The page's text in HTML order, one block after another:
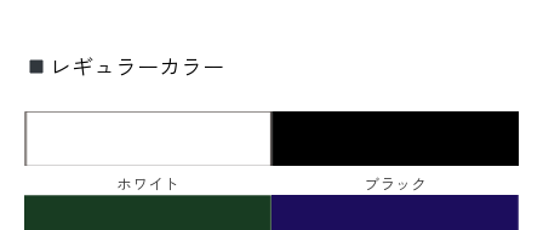
レギュラーカラー
ホワイト ブラック